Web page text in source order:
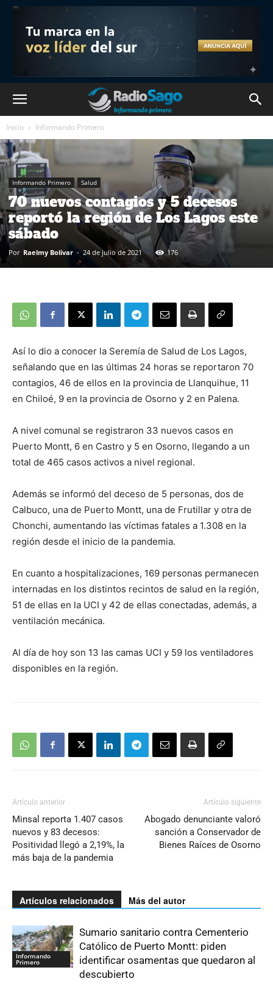
Inicio Informando Primero
Informando Primero Salud
70 nuevos contagios y 5 decesos
reportó la región de Los Lagos este
sábado
Por Raelmy Bolivar - 24 de julio de 2021 176
Así lo dio a conocer la Seremía de Salud de Los Lagos,
señalando que en las últimas 24 horas se reportaron 70
contagios, 46 de ellos en la provincia de Llanquihue, 11
en Chiloé, 9 en la provincia de Osorno y 2 en Palena.
A nivel comunal se registraron 33 nuevos casos en
Puerto Montt, 6 en Castro y 5 en Osorno, llegando a un
total de 465 casos activos a nivel regional.
Además se informó del deceso de 5 personas, dos de
Calbuco, una de Puerto Montt, una de Frutillar y otra de
Chonchi, aumentando las víctimas fatales a 1.308 en la
región desde el inicio de la pandemia.
En cuanto a hospitalizaciones, 169 personas permanecen
internadas en los distintos recintos de salud en la región,
51 de ellas en la UCI y 42 de ellas conectadas, además, a
ventilación mecánica.
Al día de hoy son 13 las camas UCI y 59 los ventiladores
disponibles en la región.
Artículo anterior
Minsal reporta 1.407 casos
nuevos y 83 decesos:
Positividad llegó a 2,19%, la
más baja de la pandemia
Artículo siguiente
Abogado denunciante valoró
sanción a Conservador de
Bienes Raíces de Osorno
Artículos relacionados Más del autor
Informando
Primero
Sumario sanitario contra Cementerio
Católico de Puerto Montt: piden
identificar osamentas que quedaron al
descubierto